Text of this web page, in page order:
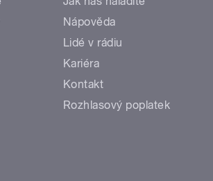
Nápověda
Lidé v rádiu
Kariéra
Kontakt
Rozhlasový poplatek